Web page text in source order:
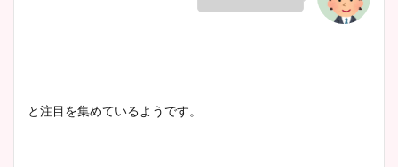
と注目を集めているようです。